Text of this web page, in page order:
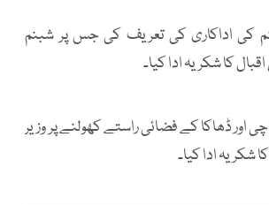
کی اداکاری کی تعریف کی جس پر شبنم
کا شکریہ ادا کیا۔
اور ڈھاکا کے فضائی راستے کھولنے پر وزیر
شکریہ ادا کیا۔